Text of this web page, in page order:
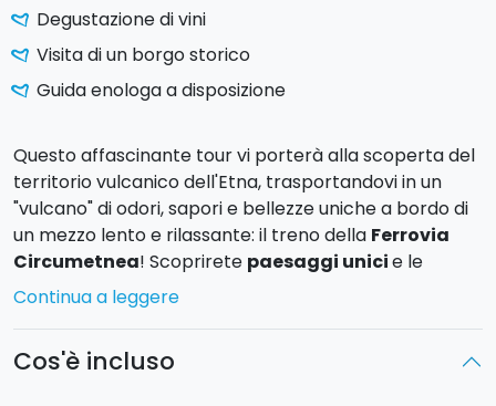
Degustazione di vini
Visita di un borgo storico
Guida enologa a disposizione
Questo affascinante tour vi porterà alla scoperta del
territorio vulcanico dell'Etna, trasportandovi in un
"vulcano" di odori, sapori e bellezze uniche a bordo di
un mezzo lento e rilassante: il treno della Ferrovia
Circumetnea! Scoprirete paesaggi unicie le
migliori cantine tra le strade del Vino dell'Etna.
Continua a leggere
Cos'è incluso